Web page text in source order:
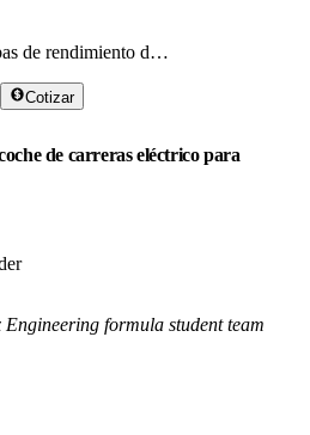
Pruebas de rendimiento de fórmula eléctrica.
Cotizar
de carreras eléctrico para
formula student team